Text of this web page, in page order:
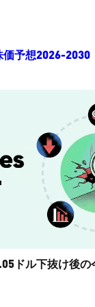
予想2026-2030
ドル下抜け後